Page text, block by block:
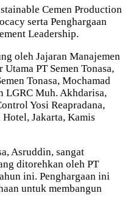
Cemen Production
serta Penghargaan
Leadership.
oleh Jajaran Manajemen
PT Semen Tonasa,
Tonasa, Mochamad
Muh. Akhdarisa,
Yosi Reapradana,
Jakarta, Kamis
Asruddin, sangat
ditorehkan oleh PT
ini. Penghargaan ini
untuk membangun